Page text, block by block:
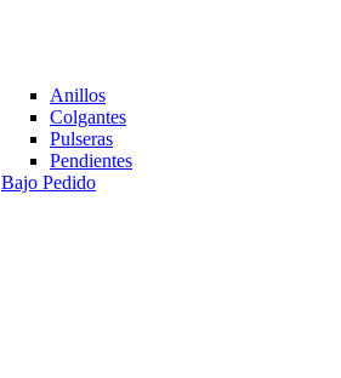
Anillos
Colgantes
Pulseras
Pendientes
Bajo Pedido